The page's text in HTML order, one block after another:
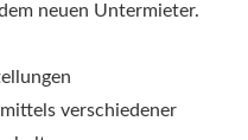
neuen Untermieter.
verschiedener